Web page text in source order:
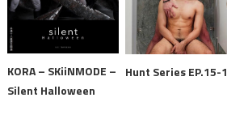
KORA – SKiiNMODE –
Silent Halloween
Hunt Series EP.15-1